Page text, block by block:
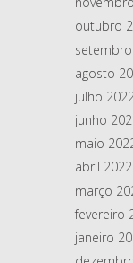
outubro
agosto
julho
junho
maio
abril 2022
março
fevereiro
janeiro